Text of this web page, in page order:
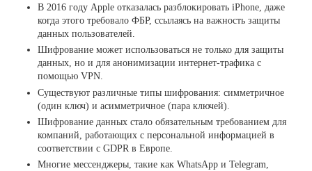
В 2016 году Apple отказалась разблокировать iPhone, даже
когда этого требовало ФБР, ссылаясь на важность защиты
данных пользователей.
Шифрование может использоваться не только для защиты
данных, но и для анонимизации интернет-трафика с
помощью VPN.
Существуют различные типы шифрования: симметричное
(один ключ) и асимметричное (пара ключей).
Шифрование данных стало обязательным требованием для
компаний, работающих с персональной информацией в
соответствии с GDPR в Европе.
Многие мессенджеры, такие как WhatsApp и Telegram,